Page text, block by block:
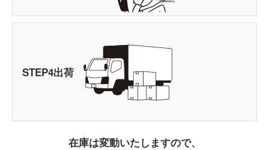
STEP4出荷
在庫は変動いたしますので、